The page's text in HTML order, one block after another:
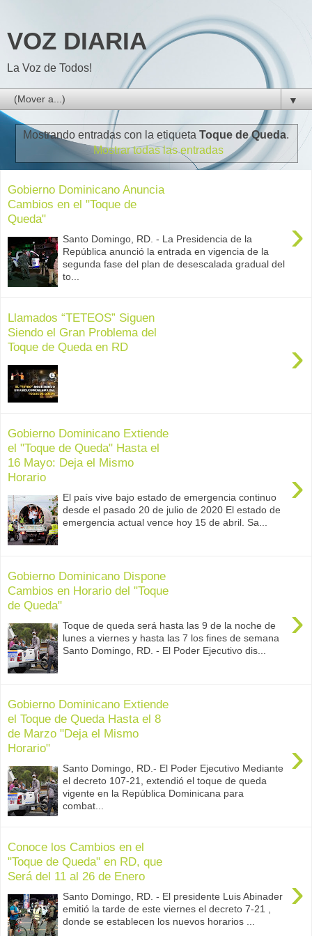
VOZ DIARIA
La Voz de Todos!
▼
Mostrando entradas con la etiqueta Toque de Queda.
Mostrar todas las entradas
Gobierno Dominicano Anuncia
Cambios en el "Toque de
Queda"
›
Santo Domingo, RD. - La Presidencia de la
República anunció la entrada en vigencia de la
segunda fase del plan de desescalada gradual del
to...
Llamados “TETEOS” Siguen
Siendo el Gran Problema del
Toque de Queda en RD
›
Gobierno Dominicano Extiende
el "Toque de Queda" Hasta el
16 Mayo: Deja el Mismo
Horario
›
El país vive bajo estado de emergencia continuo
desde el pasado 20 de julio de 2020 El estado de
emergencia actual vence hoy 15 de abril. Sa...
Gobierno Dominicano Dispone
Cambios en Horario del "Toque
de Queda"
›
Toque de queda será hasta las 9 de la noche de
lunes a viernes y hasta las 7 los fines de semana
Santo Domingo, RD. - El Poder Ejecutivo dis...
Gobierno Dominicano Extiende
el Toque de Queda Hasta el 8
de Marzo "Deja el Mismo
Horario"
›
Santo Domingo, RD.- El Poder Ejecutivo Mediante
el decreto 107-21, extendió el toque de queda
vigente en la República Dominicana para
combat...
Conoce los Cambios en el
"Toque de Queda" en RD, que
Será del 11 al 26 de Enero
›
Santo Domingo, RD. - El presidente Luis Abinader
emitió la tarde de este viernes el decreto 7-21 ,
donde se establecen los nuevos horarios ...